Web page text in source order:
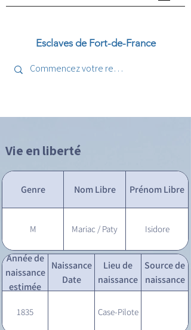
Esclaves de Fort-de-France
Vie en liberté
Genre Nom Libre Prénom Libre
M Mariac / Paty Isidore
Année de
naissance
estimée
Naissance
Date
Lieu de
naissance
Source de
naissance
1835 Case-Pilote